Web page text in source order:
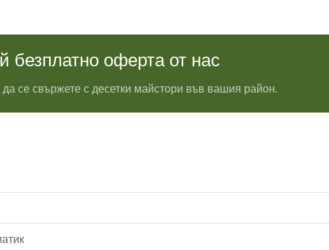
безплатно оферта от нас
се свържете с десетки майстори във вашия район.